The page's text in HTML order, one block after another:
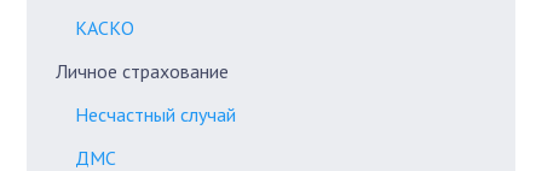
КАСКО
Личное страхование
Несчастный случай
ДМС